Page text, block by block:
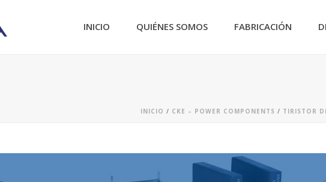
INICIO QUIÉNES SOMOS FABRICACIÓN
INICIO / CKE – POWER COMPONENTS / TIRISTOR